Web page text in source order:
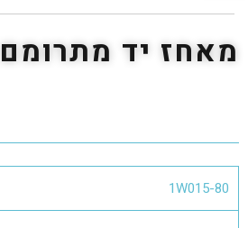
מאחז יד מתרומם
1W015-80